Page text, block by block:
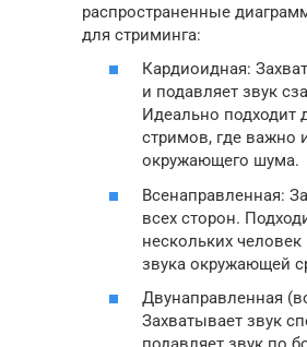
распространенные
для стриминга:
Кардиоидная:
и подавляет звук
Идеально подходит
стримов, где важно
окружающего шума.
Всенаправленная:
всех сторон.
нескольких
звука окружающей
Двунаправленная
Захватывает звук